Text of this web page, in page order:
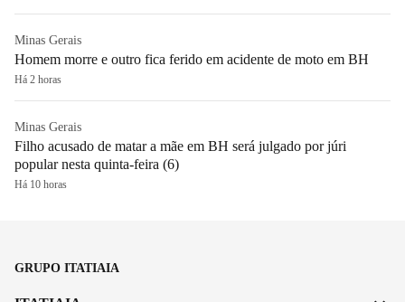
Minas Gerais
Homem morre e outro fica ferido em acidente de moto em BH
Há 2 horas
Minas Gerais
Filho acusado de matar a mãe em BH será julgado por júri
popular nesta quinta-feira (6)
Há 10 horas
GRUPO ITATIAIA